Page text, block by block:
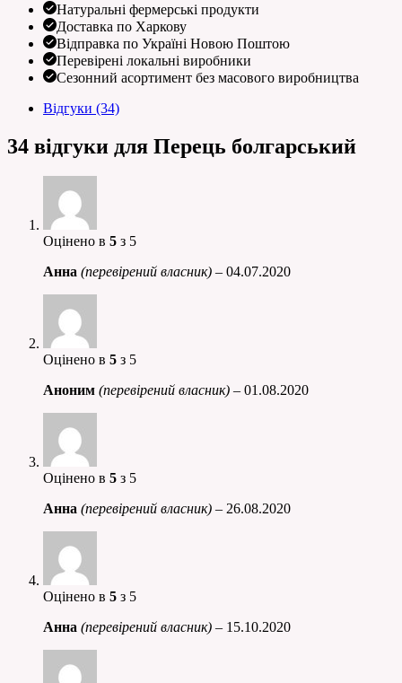
Натуральні фермерські продукти
Доставка по Харкову
Відправка по Україні Новою Поштою
Перевірені локальні виробники
Сезонний асортимент без масового виробництва
Відгуки (34)
34 відгуки для Перець болгарський
Оцінено в 5 з 5
Анна (перевірений власник) – 04.07.2020
Оцінено в 5 з 5
Аноним (перевірений власник) – 01.08.2020
Оцінено в 5 з 5
Анна (перевірений власник) – 26.08.2020
Оцінено в 5 з 5
Анна (перевірений власник) – 15.10.2020